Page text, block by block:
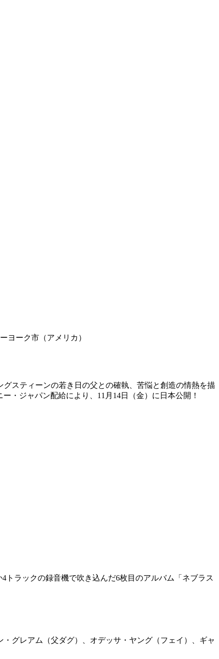
ヨーク市（アメリカ）
スティーンの若き日の父との確執、苦悩と創造の情熱を描
・ジャパン配給により、11月14日（金）に日本公開！
ラックの録音機で吹き込んだ6枚目のアルバム「ネブラス
グレアム（父ダグ）、オデッサ・ヤング（フェイ）、ギャ